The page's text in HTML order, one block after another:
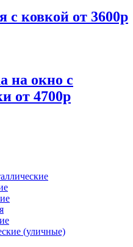
с ковкой от 3600р
на окно с
от 4700р
(уличные)